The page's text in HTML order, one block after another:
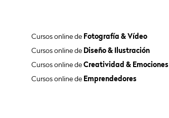
Cursos online de Fotografía & Vídeo
Cursos online de Diseño & Ilustración
Cursos online de Creatividad & Emociones
Cursos online de Emprendedores